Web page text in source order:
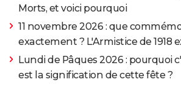
Morts, et voici pourquoi
11 novembre 2026 : que
exactement ? L'Armistice de 1918
Lundi de Pâques 2026 : pourquoi
est la signification de cette fête ?